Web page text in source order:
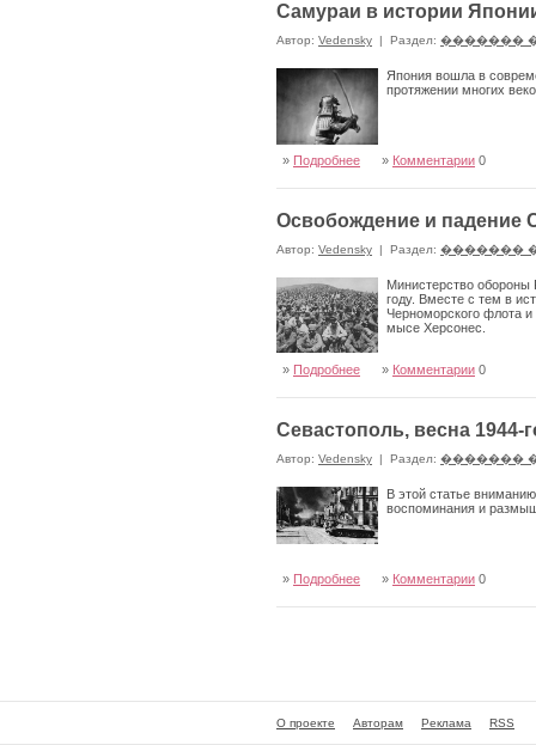
Самураи в истории
Автор: Vedensky | Раздел: �������
Япония вошла в
протяжении многих
» Подробнее » Комментарии 0
Освобождение и падение
Автор: Vedensky | Раздел: �������
Министерство обороны
году. Вместе с тем в
Черноморского флота и
мысе Херсонес.
» Подробнее » Комментарии 0
Севастополь, весна 1944-
Автор: Vedensky | Раздел: �������
В этой статье
воспоминания и
» Подробнее » Комментарии 0
О проекте Авторам Реклама RSS